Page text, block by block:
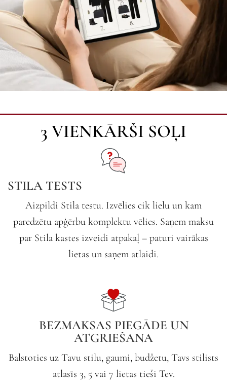
Iepērcies kopā
ar stilistu
3 VIENKĀRŠI SOĻI
STILA TESTS
Aizpildi Stila testu. Izvēlies cik lielu un kam
paredzētu apģērbu komplektu vēlies. Saņem maksu
par Stila kastes izveidi atpakaļ – paturi vairākas
lietas un saņem atlaidi.
BEZMAKSAS PIEGĀDE UN
ATGRIEŠANA
Balstoties uz Tavu stilu, gaumi, budžetu, Tavs stilists
atlasīs 3, 5 vai 7 lietas tieši Tev.